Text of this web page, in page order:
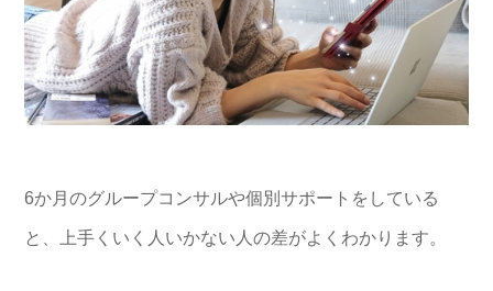
6か月のグループコンサルや個別サポートをしている
と、上手くいく人いかない人の差がよくわかります。